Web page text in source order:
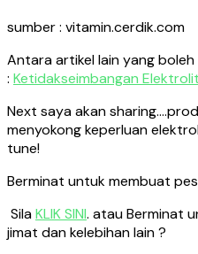
sumber : vitamin.cerdik.com
Antara artikel lain yang
: Ketidakseimbangan
Next saya akan
menyokong keperluan
tune!
Berminat untuk membuat
SilaKLIK SINI. atau Berminat
jimat dan kelebihan lain ?